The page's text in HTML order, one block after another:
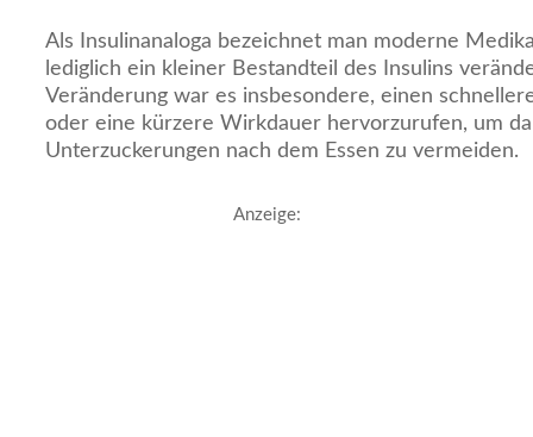
Als Insulinanaloga bezeichnet man moderne
lediglich ein kleiner Bestandteil des Insulins
Veränderung war es insbesondere, einen
oder eine kürzere Wirkdauer hervorzurufen, um
Unterzuckerungen nach dem Essen zu vermeiden.
Anzeige: